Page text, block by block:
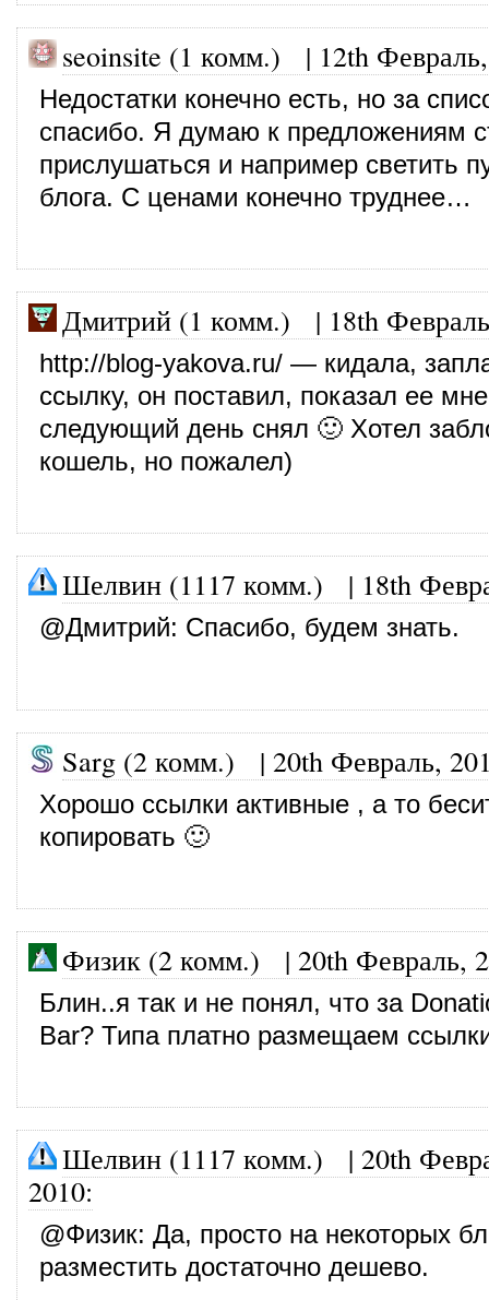
seoinsite (1 комм.) | 12th
Недостатки конечно есть, но за
спасибо. Я думаю к предложениям
прислушаться и например светить
блога. С ценами конечно труднее…
Дмитрий (1 комм.) | 18th
http://blog-yakova.ru/ — кидала,
ссылку, он поставил, показал ее
следующий день снял 🙂 Хотел
кошель, но пожалел)
Шелвин (1117 комм.) | 18th
@Дмитрий: Спасибо, будем знать.
Sarg (2 комм.) | 20th Февраль,
Хорошо ссылки активные , а то
копировать 🙂
Физик (2 комм.) | 20th Февраль,
Блин..я так и не понял, что за
Bar? Типа платно размещаем
Шелвин (1117 комм.) | 20th
2010:
@Физик: Да, просто на некоторых
разместить достаточно дешево.